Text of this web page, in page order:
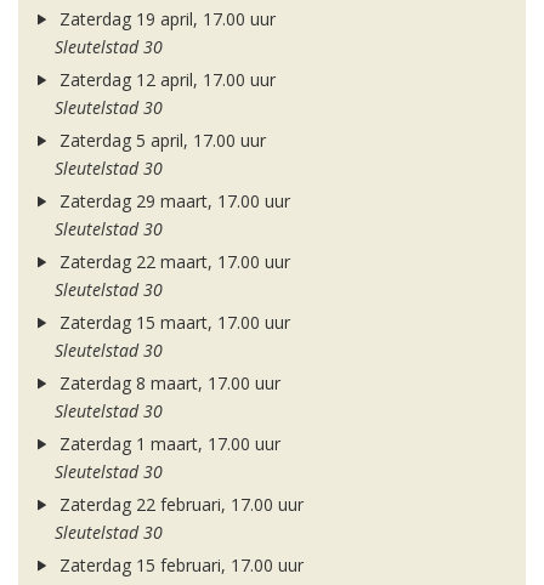
Zaterdag 19 april, 17.00 uur
Sleutelstad 30
Zaterdag 12 april, 17.00 uur
Sleutelstad 30
Zaterdag 5 april, 17.00 uur
Sleutelstad 30
Zaterdag 29 maart, 17.00 uur
Sleutelstad 30
Zaterdag 22 maart, 17.00 uur
Sleutelstad 30
Zaterdag 15 maart, 17.00 uur
Sleutelstad 30
Zaterdag 8 maart, 17.00 uur
Sleutelstad 30
Zaterdag 1 maart, 17.00 uur
Sleutelstad 30
Zaterdag 22 februari, 17.00 uur
Sleutelstad 30
Zaterdag 15 februari, 17.00 uur